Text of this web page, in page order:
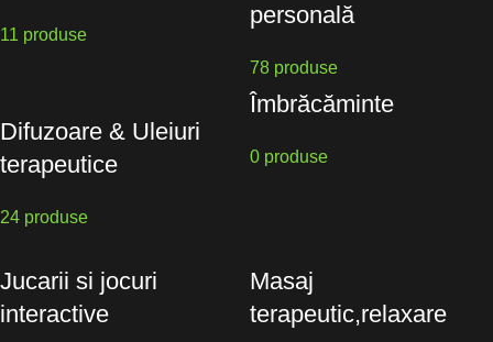
11 produse
personală
78 produse
Difuzoare & Uleiuri
terapeutice
24 produse
Îmbrăcăminte
0 produse
Jucarii si jocuri
interactive
Masaj
terapeutic,relaxare